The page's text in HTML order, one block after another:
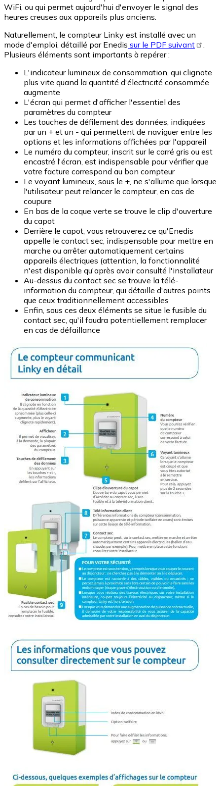
WiFi, ou qui permet aujourd'hui d'envoyer le signal des
heures creuses aux appareils plus anciens.
Naturellement, le compteur Linky est installé avec un
mode d'emploi, détaillé par Enedis sur le PDF suivant
Plusieurs éléments sont importants à repérer :
L'indicateur lumineux de consommation, qui clignote
plus vite quand la quantité d'électricité consommée
augmente
L'écran qui permet d'afficher l'essentiel des
paramètres du compteur
Les touches de défilement des données, indiquées
par un + et un - qui permettent de naviguer entre les
options et les informations affichées par l'appareil
Le numéro du compteur, inscrit sur le carré gris ou est
encastré l'écran, est indispensable pour vérifier que
votre facture correspond au bon compteur
Le voyant lumineux, sous le +, ne s'allume que lorsque
l'utilisateur peut relancer le compteur, en cas de
coupure
En bas de la coque verte se trouve le clip d'ouverture
du capot
Derrière le capot, vous retrouverez ce qu'Enedis
appelle le contact sec, indispensable pour mettre en
marche ou arrêter automatiquement certains
appareils électriques (attention, la fonctionnalité
n'est disponible qu'après avoir consulté l'installateur
Au-dessus du contact sec se trouve la télé-
information du compteur, qui détaille d'autres points
que ceux traditionnellement accessibles
Enfin, sous ces deux éléments se situe le fusible du
contact sec, qu'il faudra potentiellement remplacer
en cas de défaillance